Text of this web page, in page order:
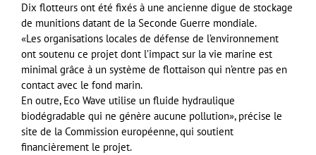
Dix flotteurs ont été fixés à une ancienne digue de stockage
de munitions datant de la Seconde Guerre mondiale.
«Les organisations locales de défense de l’environnement
ont soutenu ce projet dont l’impact sur la vie marine est
minimal grâce à un système de flottaison qui n’entre pas en
contact avec le fond marin.
En outre, Eco Wave utilise un fluide hydraulique
biodégradable qui ne génère aucune pollution», précise le
site de la Commission européenne, qui soutient
financièrement le projet.